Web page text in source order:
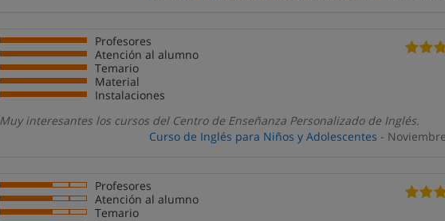
Profesores
Atención al alumno
Temario
Material
Instalaciones
Muy interesantes los cursos del Centro de Enseñanza Personalizado de Inglés.
Curso de Inglés para Niños y Adolescentes -
Profesores
Atención al alumno
Temario